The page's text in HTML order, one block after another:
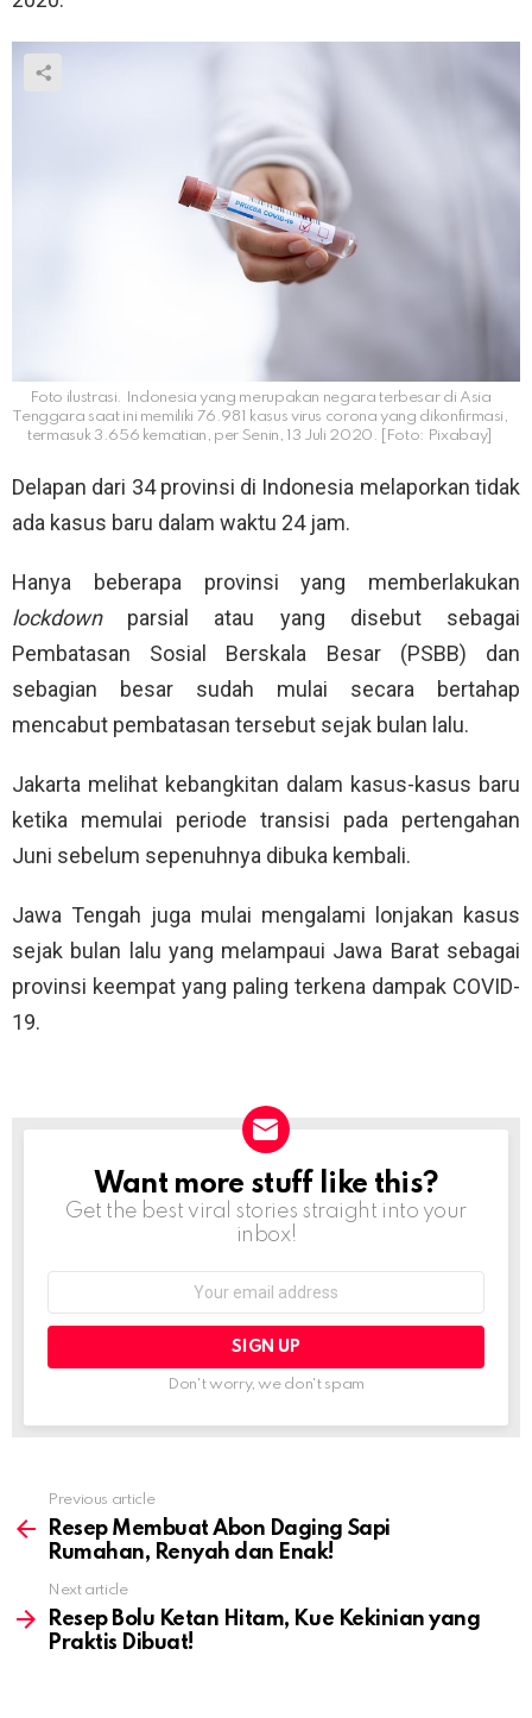
Foto ilustrasi. Indonesia yang merupakan negara terbesar di Asia
Tenggara saat ini memiliki 76.981 kasus virus corona yang dikonfirmasi,
termasuk 3.656 kematian, per Senin, 13 Juli 2020. [Foto: Pixabay]
Delapan dari 34 provinsi di Indonesia melaporkan tidak
ada kasus baru dalam waktu 24 jam.
Hanya beberapa provinsi yang memberlakukan
lockdownparsial atau yang disebut sebagai
Pembatasan Sosial Berskala Besar (PSBB) dan
sebagian besar sudah mulai secara bertahap
mencabut pembatasan tersebut sejak bulan lalu.
Jakarta melihat kebangkitan dalam kasus-kasus baru
ketika memulai periode transisi pada pertengahan
Juni sebelum sepenuhnya dibuka kembali.
Jawa Tengah juga mulai mengalami lonjakan kasus
sejak bulan lalu yang melampaui Jawa Barat sebagai
provinsi keempat yang paling terkena dampak COVID-
19.
NEWSLETTER
Want more stuff like this?
Get the best viral stories straight into your
inbox!
Don't worry, we don't spam
more
Previous article
Resep Membuat Abon Daging Sapi
Rumahan, Renyah dan Enak!
Next article
Resep Bolu Ketan Hitam, Kue Kekinian yang
Praktis Dibuat!